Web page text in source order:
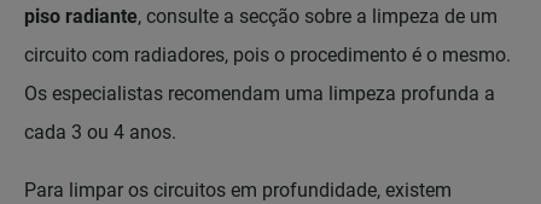
piso radiante, consulte a secção sobre a limpeza de um
circuito com radiadores, pois o procedimento é o mesmo.
Os especialistas recomendam uma limpeza profunda a
cada 3 ou 4 anos.
Para limpar os circuitos em profundidade, existem